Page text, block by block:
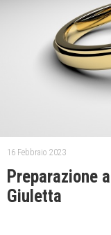
16 Febbraio 2023
Preparazione
Giuletta